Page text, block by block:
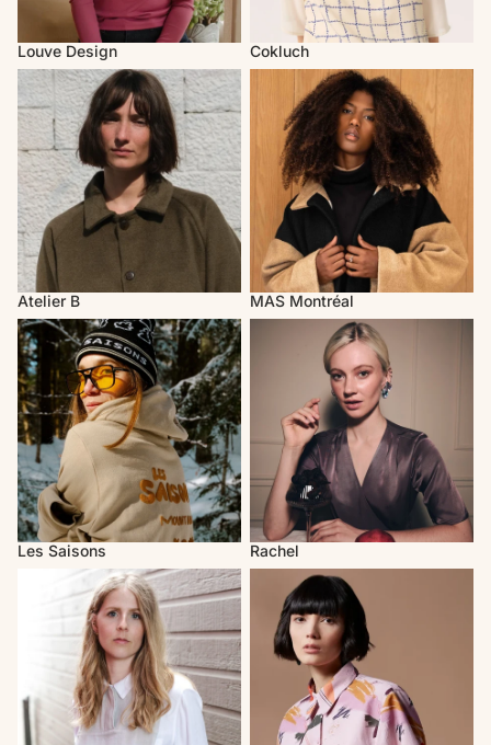
Louve Design
Cokluch
Atelier B
Atelier B
MAS Montréal
MAS Montréal
Les Saisons
Les Saisons
Rachel
Valérie C. Design
Melow par Mélissa Bolduc